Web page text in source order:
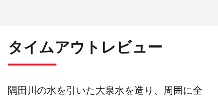
タイムアウトレビュー
隅田川の水を引いた大泉水を造り、周囲に全